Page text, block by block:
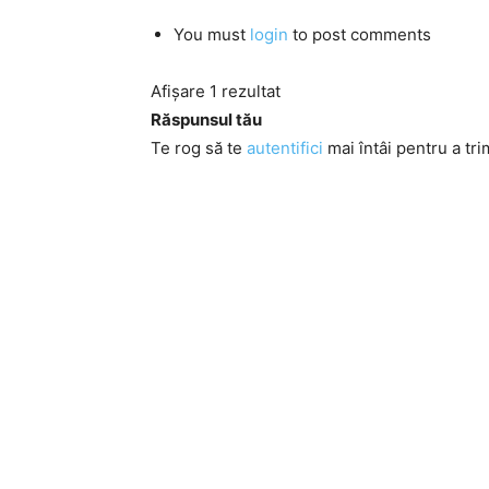
You must login to post comments
Afișare 1 rezultat
Răspunsul tău
Te rog să te autentifici mai întâi pentru a